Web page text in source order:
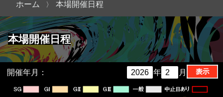
当協
議会
につ
いて
施行
ホーム 本場開催日程
本場開催日程
開催年月： 年 月